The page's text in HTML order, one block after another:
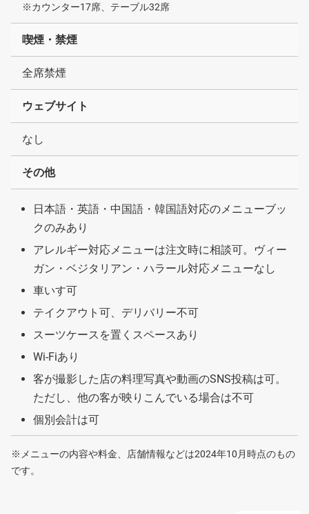
※カウンター17席、テーブル32席
喫煙・禁煙
全席禁煙
ウェブサイト
なし
その他
日本語・英語・中国語・韓国語対応のメニューブッ
クのみあり
アレルギー対応メニューは注文時に相談可。ヴィー
ガン・ベジタリアン・ハラール対応メニューなし
車いす可
テイクアウト可、デリバリー不可
スーツケースを置くスペースあり
Wi-Fiあり
客が撮影した店の料理写真や動画のSNS投稿は可。
ただし、他の客が映りこんでいる場合は不可
個別会計は可
※メニューの内容や料金、店舗情報などは2024年10月時点のもの
です。